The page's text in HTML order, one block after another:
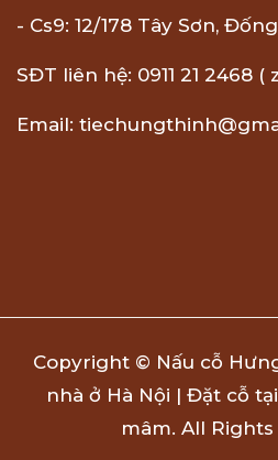
- Cs9: 12/178 Tây Sơn,
SĐT liên hệ: 0911 21 2468
Email:
Copyright © Nấu cỗ
nhà ở Hà Nội | Đặt cỗ
mâm. All